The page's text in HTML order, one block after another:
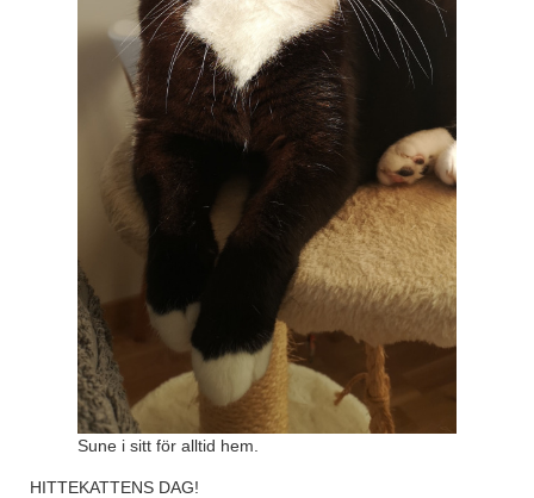
Sune i sitt för alltid hem.
HITTEKATTENS DAG!